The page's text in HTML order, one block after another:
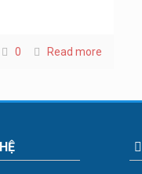
0 Read more